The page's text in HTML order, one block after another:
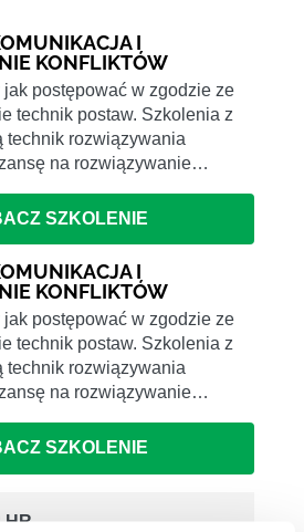
I
KONFLIKTÓW
postępować w zgodzie ze
technik postaw. Szkolenia z
technik rozwiązywania
na rozwiązywanie…
SZKOLENIE
I
KONFLIKTÓW
postępować w zgodzie ze
technik postaw. Szkolenia z
technik rozwiązywania
na rozwiązywanie…
SZKOLENIE
HR